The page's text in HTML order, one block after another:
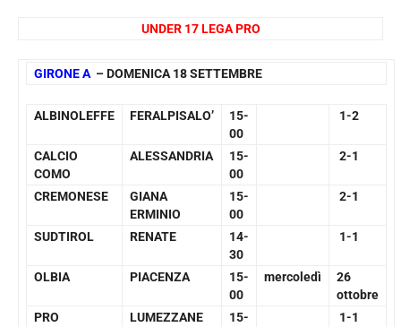
UNDER 17 LEGA PRO
GIRONE A – DOMENICA 18 SETTEMBRE
ALBINOLEFFE FERALPISALO’
15-
00
1-2
CALCIO
COMO
ALESSANDRIA
15-
00
2-1
CREMONESE
GIANA
ERMINIO
15-
00
2-1
SUDTIROL RENATE
14-
30
1-1
OLBIA PIACENZA
15-
00
mercoledì
26
ottobre
PRO
LUMEZZANE
15-
1-1